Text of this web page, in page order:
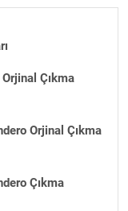
Çıkma
Orjinal Çıkma
Çıkma